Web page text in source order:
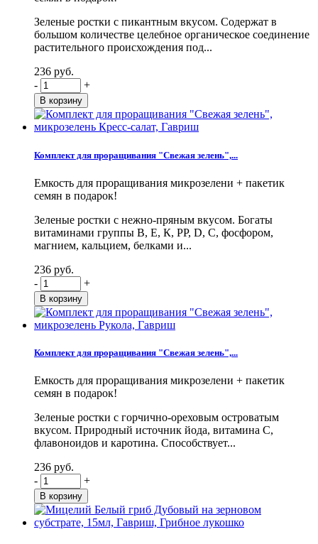
Зеленые ростки с пикантным вкусом. Содержат в
большом количестве целебное органическое соединение
растительного происхождения под...
236 руб.
-
+
Комплект для проращивания "Свежая зелень",...
Емкость для проращивания микрозелени + пакетик
семян в подарок!
Зеленые ростки с нежно-пряным вкусом. Богаты
витаминами группы В, Е, К, PP, D, С, фосфором,
магнием, кальцием, белками и...
236 руб.
-
+
Комплект для проращивания "Свежая зелень",...
Емкость для проращивания микрозелени + пакетик
семян в подарок!
Зеленые ростки с горчично-ореховым островатым
вкусом. Природный источник йода, витамина С,
флавоноидов и каротина. Способствует...
236 руб.
-
+